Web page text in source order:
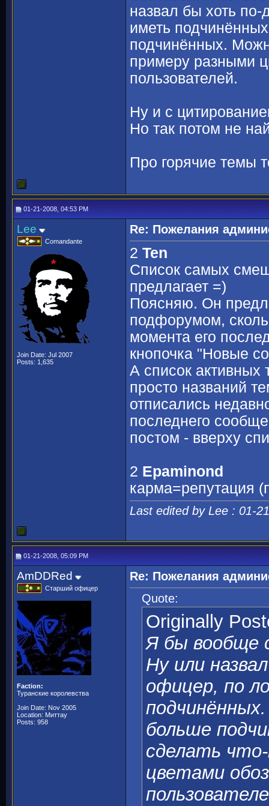
назвал бы хоть
иметь
подчинённых.
примеру разными
пользователей.
Ну и с
Но так потом не
Про горячие темы
01-21-2008, 04:53 PM
Lee
Comandante
Join Date: Jul 2007
Posts: 1,635
Re: Пожелания
2 Ten
Список самых
предлагает =)
Поясняю. Он
подфорумом,
момента его
кнопочка "Новые
А список активных
просто названий
отписались
последнего
постом - вверху
2 Epaminond
карма=репутация
Last edited by Lee : 01-
01-21-2008, 05:09 PM
AmDDRed
Старший офицер
Faction:
Туранские королевства
Join Date: Nov 2005
Location: Миттау
Posts: 958
Re: Пожелания
Quote:
Originally
Я бы вообще
Ну или
офицер, по
больше
сделать
цветами